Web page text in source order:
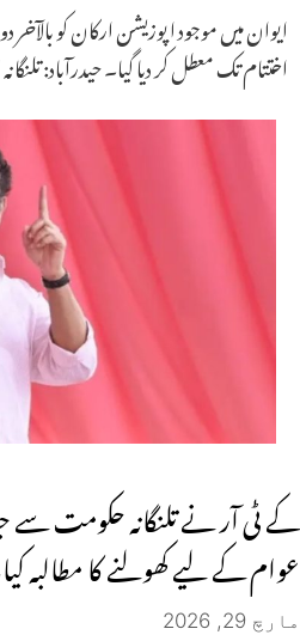
ایوان میں موجود اپوزیشن ارکان کو
اختتام تک معطل کر دیا گیا۔ حیدرآباد: تلنگانہ اسمبلی
کے ٹی آر نے تلنگانہ حکومت سے
عوام کے لیے کھولنے کا مطالبہ
مارچ 29, 2026